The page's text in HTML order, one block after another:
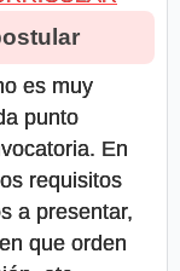
es muy
punto
En
requisitos
a presentar,
que orden